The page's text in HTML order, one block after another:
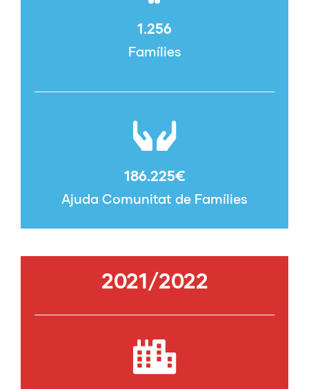
Famílies
1.256
Ajuda Comunitat de Famílies
186.225€
2021/2022